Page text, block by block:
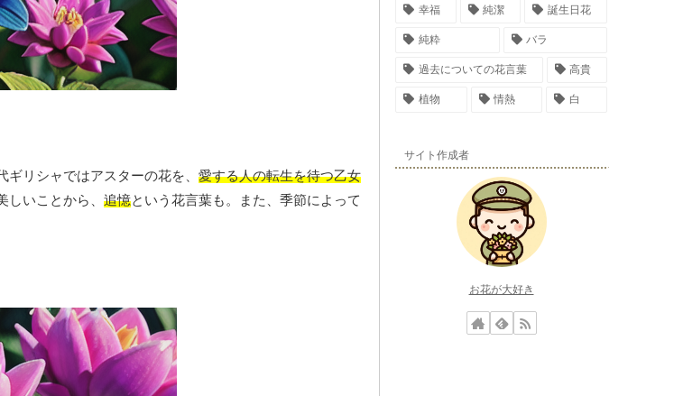
ギリシャではアスターの花を、 愛する人の転生を待つ乙女
いことから、 追憶という花言葉も。また、季節によって
幸福 純潔 誕生日花
純粋 バラ
過去についての花言葉 高貴
植物 情熱 白
サイト作成者
お花が大好き